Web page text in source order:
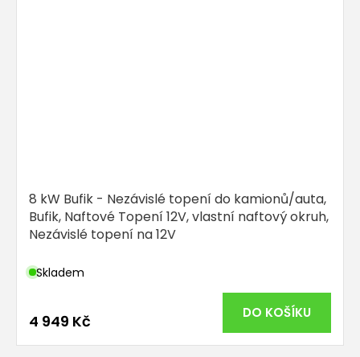
8 kW Bufik - Nezávislé topení do kamionů/auta,
Bufik, Naftové Topení 12V, vlastní naftový okruh,
Nezávislé topení na 12V
Skladem
4 949 Kč DO KOŠÍKU